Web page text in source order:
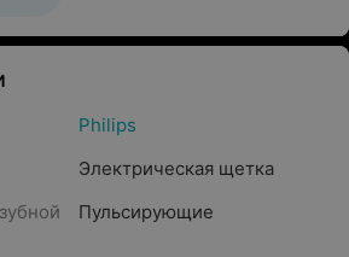
Philips
Электрическая щетка
Пульсирующие